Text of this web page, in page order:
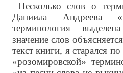
Несколько слов о
Даниила Андреева
терминология
значение слов
текст книги, я старался
«розомировской»